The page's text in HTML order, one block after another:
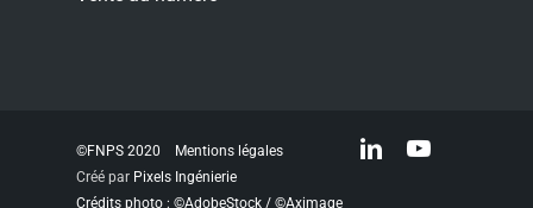
©FNPS 2020
Mentions légales
Créé par Pixels Ingénierie
Crédits photo : ©AdobeStock / ©Aximage
linkedinyoutube